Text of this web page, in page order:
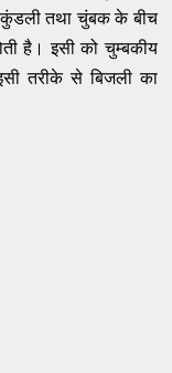
कुंडली तथा चुंबक के बीच
है। इसी को चुम्बकीय
तरीके से बिजली का